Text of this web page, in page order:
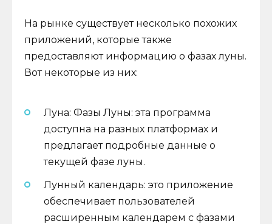
На рынке существует несколько похожих
приложений, которые также
предоставляют информацию о фазах луны.
Вот некоторые из них:
Луна: Фазы Луны: эта программа
доступна на разных платформах и
предлагает подробные данные о
текущей фазе луны.
Лунный календарь: это приложение
обеспечивает пользователей
расширенным календарем с фазами